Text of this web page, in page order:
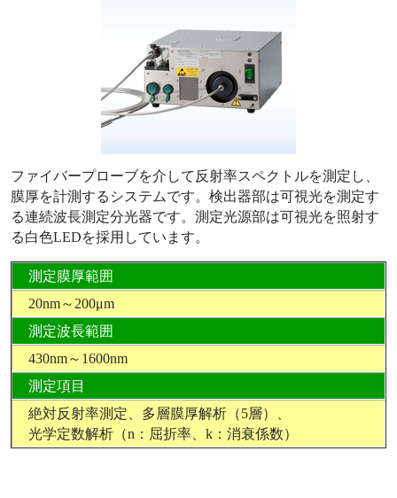
ファイバープローブを介して反射率スペクトルを測定し、
膜厚を計測するシステムです。検出器部は可視光を測定す
る連続波長測定分光器です。測定光源部は可視光を照射す
る白色LEDを採用しています。
測定膜厚範囲
20nm～200μm
測定波長範囲
430nm～1600nm
測定項目
絶対反射率測定、多層膜厚解析（5層）、
光学定数解析（n：屈折率、k：消衰係数）